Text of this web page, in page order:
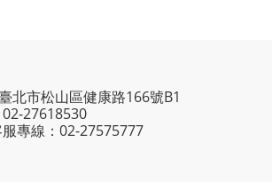
北市松山區健康路166號B1
02-27618530
專線：02-27575777